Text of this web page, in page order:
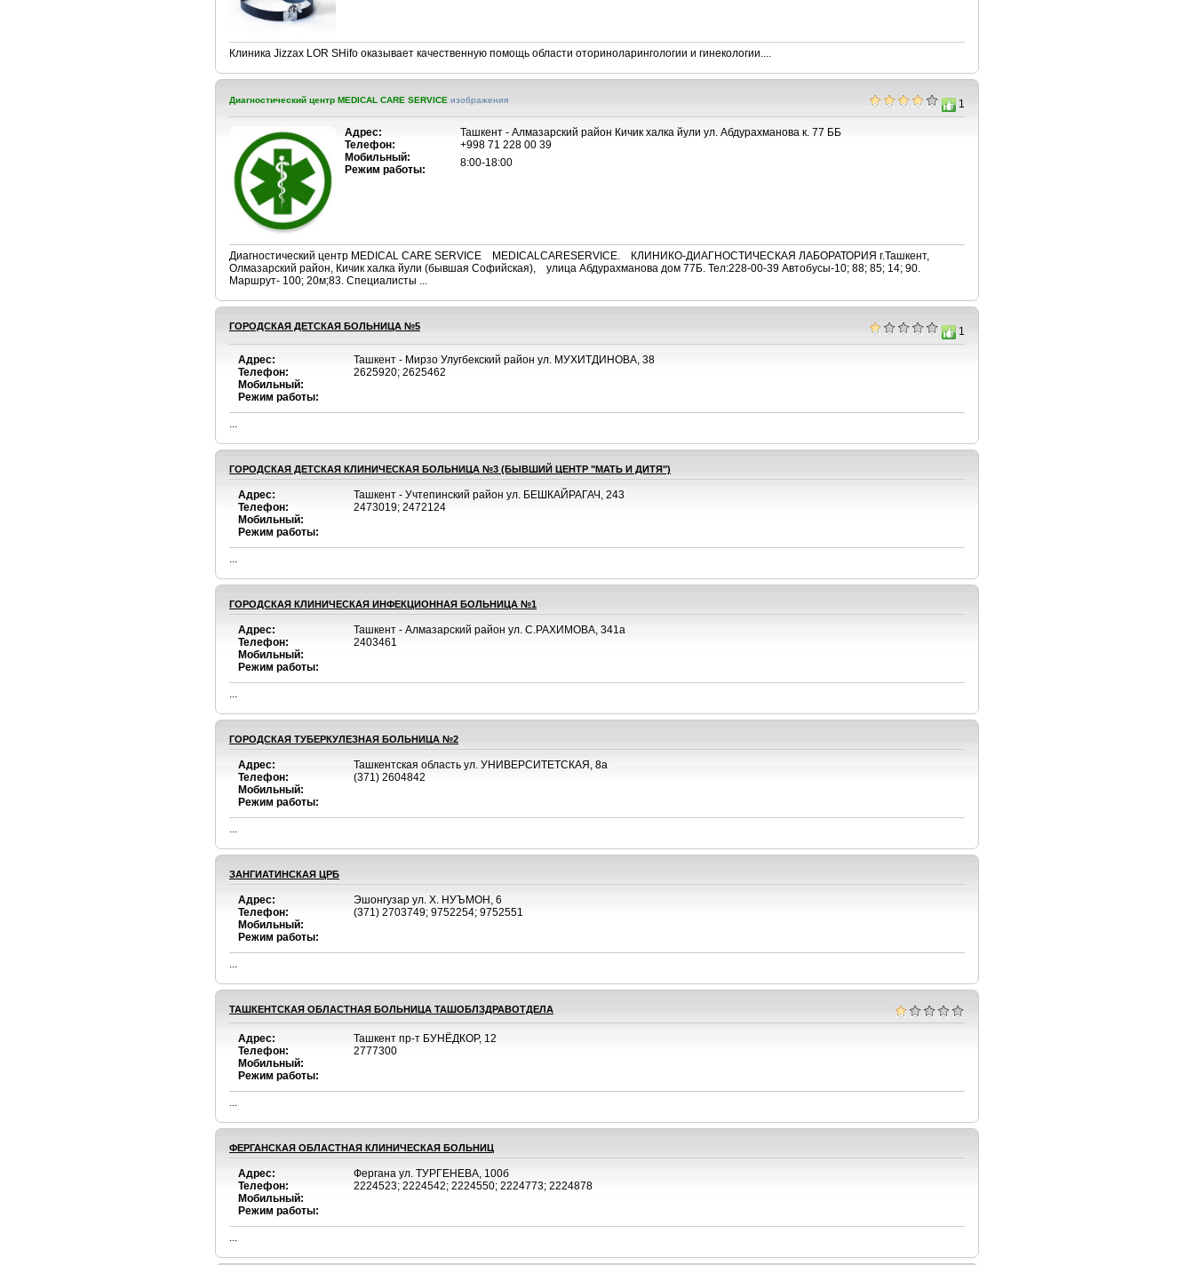
Клиника Jizzax LOR SHifo оказывает качественную помощь области оториноларингологии и гинекологии....
Диагностический центр MEDICAL CARE SERVICE изображения 1
Адрес:
Телефон:
Мобильный:
Режим работы:
Ташкент - Алмазарский район Кичик халка йули ул. Абдурахманова к. 77 ББ
+998 71 228 00 39
8:00-18:00
Диагностический центр MEDICAL CARE SERVICE MEDICALCARESERVICE. КЛИНИКО-ДИАГНОСТИЧЕСКАЯ ЛАБОРАТОРИЯ г.Ташкент,
Олмазарский район, Кичик халка йули (бывшая Софийская), улица Абдурахманова дом 77Б. Тел:228-00-39 Автобусы-10; 88; 85; 14; 90.
Маршрут- 100; 20м;83. Специалисты ...
ГОРОДСКАЯ ДЕТСКАЯ БОЛЬНИЦА №5 1
Адрес:
Телефон:
Мобильный:
Режим работы:
Ташкент - Мирзо Улугбекский район ул. МУХИТДИНОВА, 38
2625920; 2625462
...
ГОРОДСКАЯ ДЕТСКАЯ КЛИНИЧЕСКАЯ БОЛЬНИЦА №3 (БЫВШИЙ ЦЕНТР "МАТЬ И ДИТЯ")
Адрес:
Телефон:
Мобильный:
Режим работы:
Ташкент - Учтепинский район ул. БЕШКАЙРАГАЧ, 243
2473019; 2472124
...
ГОРОДСКАЯ КЛИНИЧЕСКАЯ ИНФЕКЦИОННАЯ БОЛЬНИЦА №1
Адрес:
Телефон:
Мобильный:
Режим работы:
Ташкент - Алмазарский район ул. С.РАХИМОВА, 341а
2403461
...
ГОРОДСКАЯ ТУБЕРКУЛЕЗНАЯ БОЛЬНИЦА №2
Адрес:
Телефон:
Мобильный:
Режим работы:
Ташкентская область ул. УНИВЕРСИТЕТСКАЯ, 8а
(371) 2604842
...
ЗАНГИАТИНСКАЯ ЦРБ
Адрес:
Телефон:
Мобильный:
Режим работы:
Эшонгузар ул. Х. НУЪМОН, 6
(371) 2703749; 9752254; 9752551
...
ТАШКЕНТСКАЯ ОБЛАСТНАЯ БОЛЬНИЦА ТАШОБЛЗДРАВОТДЕЛА
Адрес:
Телефон:
Мобильный:
Режим работы:
Ташкент пр-т БУНЁДКОР, 12
2777300
...
ФЕРГАНСКАЯ ОБЛАСТНАЯ КЛИНИЧЕСКАЯ БОЛЬНИЦ
Адрес:
Телефон:
Мобильный:
Режим работы:
Фергана ул. ТУРГЕНЕВА, 100б
2224523; 2224542; 2224550; 2224773; 2224878
...